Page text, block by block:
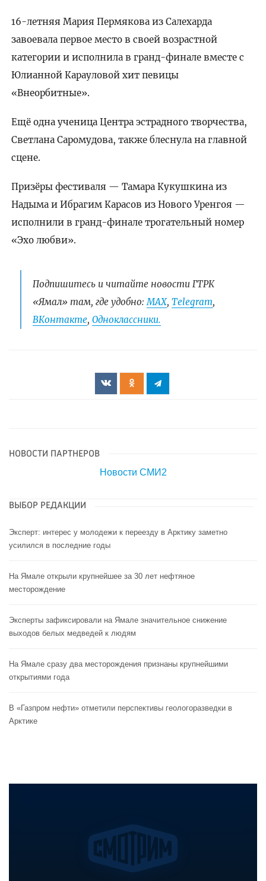
16-летняя Мария Пермякова из Салехарда
завоевала первое место в своей возрастной
категории и исполнила в гранд-финале вместе с
Юлианной Карауловой хит певицы
«Внеорбитные».
Ещё одна ученица Центра эстрадного творчества,
Светлана Саромудова, также блеснула на главной
сцене.
Призёры фестиваля — Тамара Кукушкина из
Надыма и Ибрагим Карасов из Нового Уренгоя —
исполнили в гранд-финале трогательный номер
«Эхо любви».
Подпишитесь и читайте новости ГТРК
«Ямал» там, где удобно:МАХ, Telegram,
ВКонтакте, Одноклассники.
НОВОСТИ ПАРТНЕРОВ
Новости СМИ2
ВЫБОР РЕДАКЦИИ
Эксперт: интерес у молодежи к переезду в Арктику заметно
усилился в последние годы
На Ямале открыли крупнейшее за 30 лет нефтяное
месторождение
Эксперты зафиксировали на Ямале значительное снижение
выходов белых медведей к людям
На Ямале сразу два месторождения признаны крупнейшими
открытиями года
В «Газпром нефти» отметили перспективы геологоразведки в
Арктике